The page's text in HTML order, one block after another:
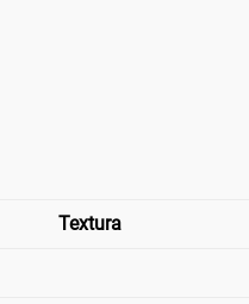
Textura